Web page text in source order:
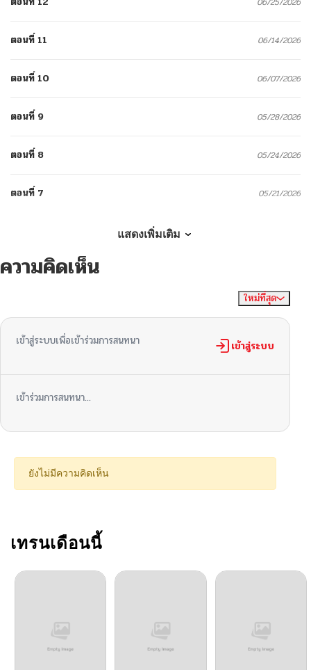
ตอนที่ 11 06/14/2026
ตอนที่ 10 06/07/2026
ตอนที่ 9 05/28/2026
ตอนที่ 8 05/24/2026
ตอนที่ 7 05/21/2026
ตอนที่ 5
05/06/2026
ตอนที่ 3 05/02/2026
04/23/2026
แสดงเพิ่มเติม
ความคิดเห็น
ใหม่ที่สุด
เข้าสู่ระบบเพื่อเข้าร่วมการสนทนา เข้าสู่ระบบ
เข้าร่วมการสนทนา...
ยังไม่มีความคิดเห็น
เทรนเดือนนี้